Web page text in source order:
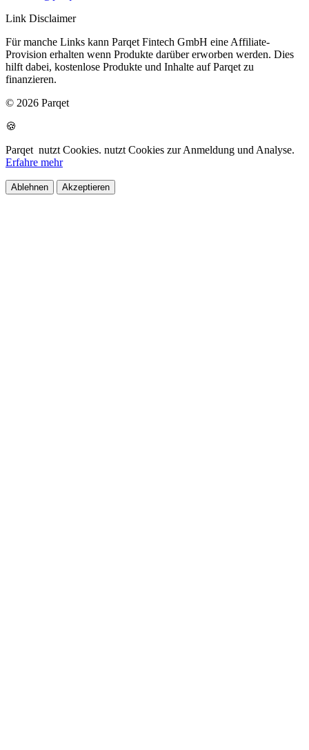
Link Disclaimer
Für manche Links kann Parqet Fintech GmbH eine Affiliate-
Provision erhalten wenn Produkte darüber erworben werden. Dies
hilft dabei, kostenlose Produkte und Inhalte auf Parqet zu
finanzieren.
© 2026 Parqet
🍪
Parqet nutzt Cookies. nutzt Cookies zur Anmeldung und Analyse.
Erfahre mehr
Ablehnen Akzeptieren